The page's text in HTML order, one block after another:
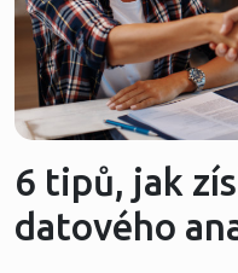
6 tipů, jak
datového